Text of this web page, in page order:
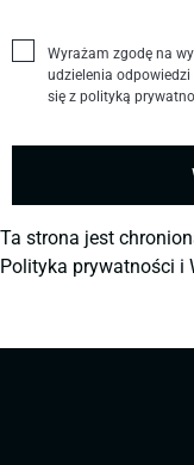
Wyrażam zgodę na
udzielenia odpowiedzi
się z polityką
Ta strona jest
Polityka prywatności i